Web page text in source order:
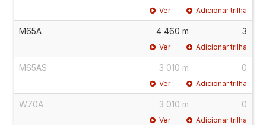
Ver Adicionar trilha
M65A 4 460 m 3
Ver Adicionar trilha
M65AS 3 010 m 0
Ver Adicionar trilha
W70A 3 010 m 0
Ver Adicionar trilha